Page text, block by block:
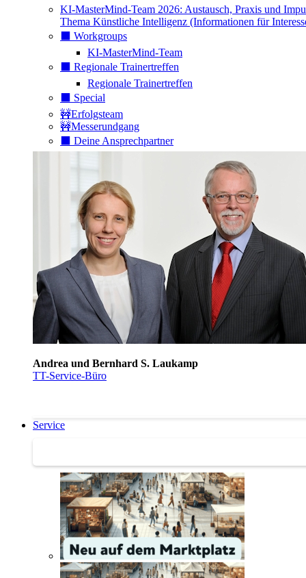
KI-MasterMind-Team 2026: Austausch, Praxis und
Thema Künstliche Intelligenz (Informationen für
⬛️ Workgroups
KI-MasterMind-Team
⬛️ Regionale Trainertreffen
Regionale Trainertreffen
⬛️ Special
🚧Erfolgsteam
🚧Messerundgang
⬛️ Deine Ansprechpartner
Andrea und Bernhard S. Laukamp
TT-Service-Büro
Service